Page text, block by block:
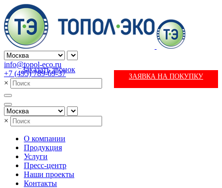
info@topol-eco.ru
+7 (495) 789-69-37
Заказать звонок
ЗАЯВКА НА ПОКУПКУ
×
×
О компании
Продукция
Услуги
Пресс-центр
Наши проекты
Контакты